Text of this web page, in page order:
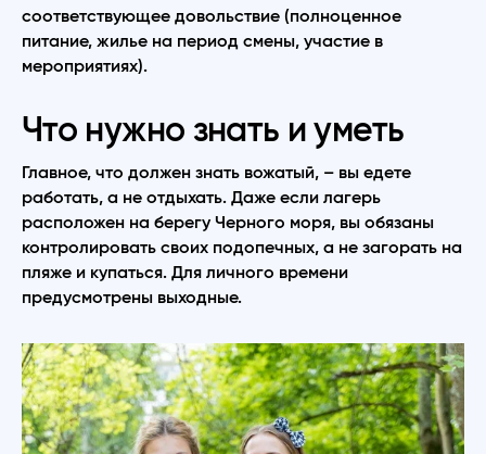
соответствующее довольствие (полноценное
питание, жилье на период смены, участие в
мероприятиях).
Что нужно знать и уметь
Главное, что должен знать вожатый, – вы едете
работать, а не отдыхать. Даже если лагерь
расположен на берегу Черного моря, вы обязаны
контролировать своих подопечных, а не загорать на
пляже и купаться. Для личного времени
предусмотрены выходные.